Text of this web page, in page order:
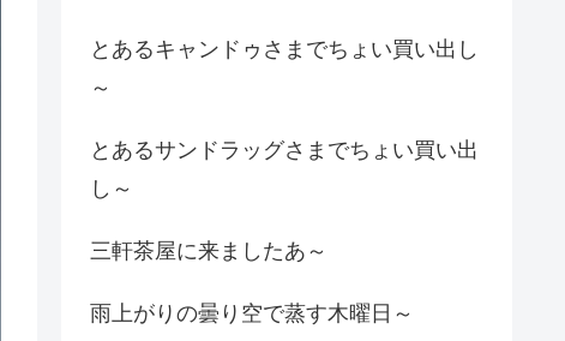
とあるキャンドゥさまでちょい買い出し
～
とあるサンドラッグさまでちょい買い出
し～
三軒茶屋に来ましたあ～
雨上がりの曇り空で蒸す木曜日～